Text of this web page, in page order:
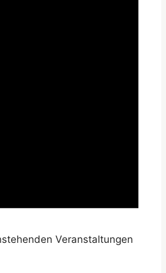
Veranstaltungen